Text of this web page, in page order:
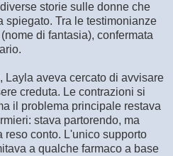
storie sulle donne che
spiegato. Tra le testimonianze
di fantasia), confermata
Layla aveva cercato di avvisare
creduta. Le contrazioni si
il problema principale restava
stava partorendo, ma
reso conto. L'unico supporto
a qualche farmaco a base